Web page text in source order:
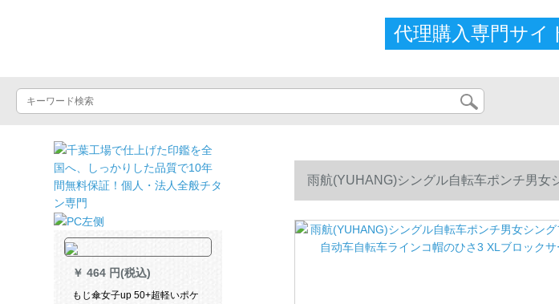
代理購入専門サイ
￥ 464 円(税込)
もじ傘女子up 50+超軽いポケ
雨航(YUHANG)シングル自転车ポンチ男女